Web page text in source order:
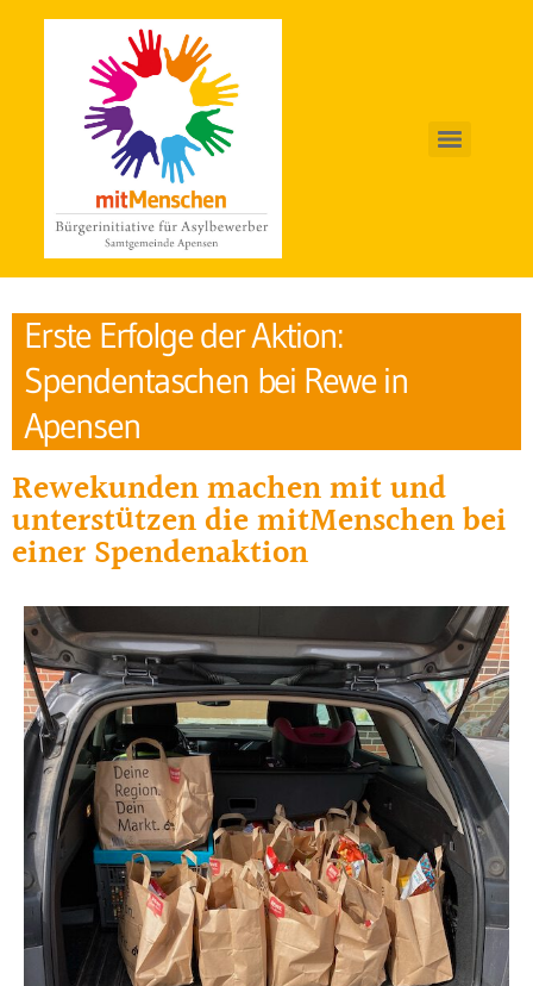
Erste Erfolge der Aktion:
Spendentaschen bei Rewe in
Apensen
Rewekunden machen mit und
unterstützen die mitMenschen bei
einer Spendenaktion